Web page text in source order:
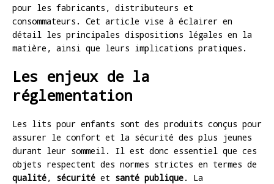
pour les fabricants, distributeurs et
consommateurs. Cet article vise à éclairer en
détail les principales dispositions légales en la
matière, ainsi que leurs implications pratiques.
Les enjeux de la
réglementation
Les lits pour enfants sont des produits conçus pour
assurer le confort et la sécurité des plus jeunes
durant leur sommeil. Il est donc essentiel que ces
objets respectent des normes strictes en termes de
qualité, sécurité et santé publique. La